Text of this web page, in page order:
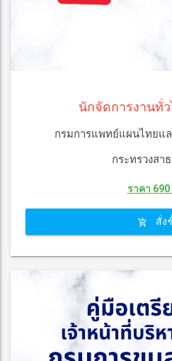
นักจัดการงานทั่
กรมการแพทย์แผนไทยแ
กระทรวงสา
ราคา
สั่ง